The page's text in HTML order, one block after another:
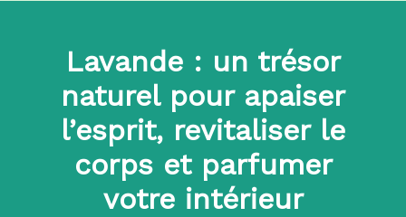
Lavande : un trésor
naturel pour apaiser
l’esprit, revitaliser le
corps et parfumer
votre intérieur